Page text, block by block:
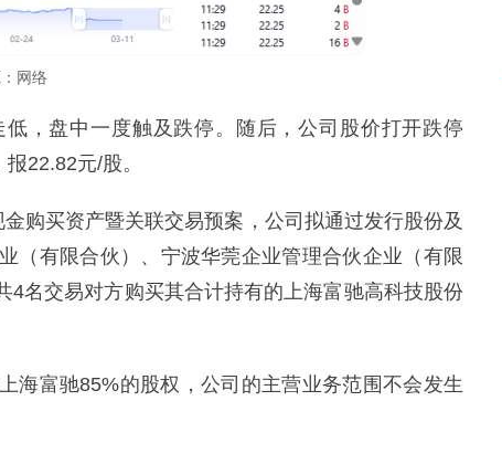
网络
，盘中一度触及跌停。随后，公司股价打开跌停
22.82元/股。
购买资产暨关联交易预案，公司拟通过发行股份及
（有限合伙）、宁波华莞企业管理合伙企业（有限
名交易对方购买其合计持有的上海富驰高科技股份
海富驰85%的股权，公司的主营业务范围不会发生